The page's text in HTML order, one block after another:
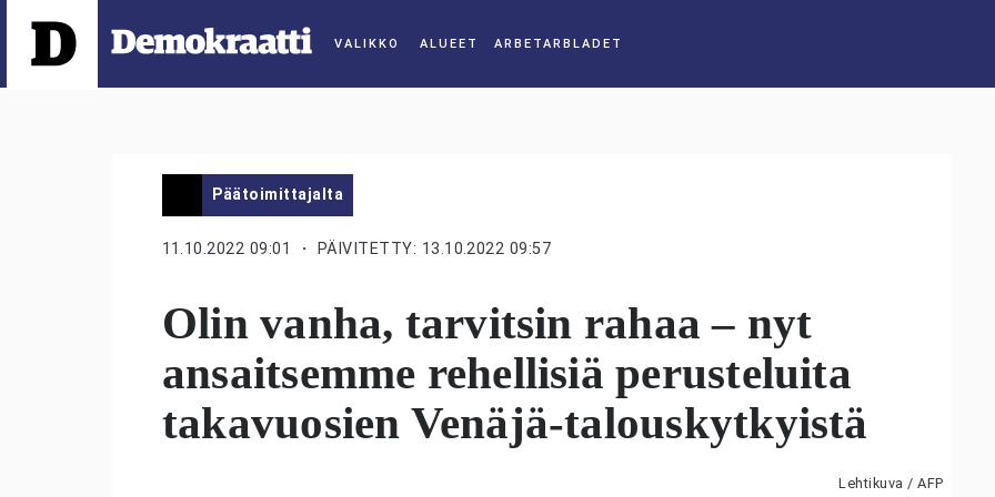
ALUEET
Päätoimittajalta
11.10.2022 09:01 ・ PÄIVITETTY: 13.10.2022 09:57
Olin vanha, tarvitsin rahaa – nyt
ansaitsemme rehellisiä perusteluita
takavuosien Venäjä-talouskytkyistä
Lehtikuva / AFP